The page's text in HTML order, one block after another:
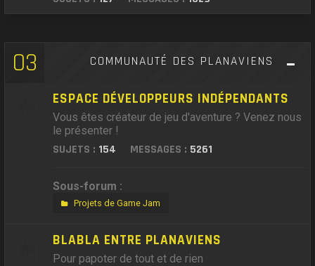
03 COMMUNAUTÉ DES PLANAVIENS
ESPACE DÉVELOPPEURS INDÉPENDANTS
Vous êtes créateur de jeu d'aventure ? Venez nous
le présenter !
SUJETS : 154 MESSAGES : 5261
Sous-forum :
Projets de Game Jam
BLABLA ENTRE PLANAVIENS
Pour papoter de tout et de rien